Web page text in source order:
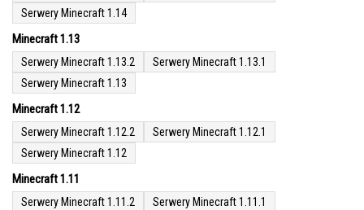
Serwery Minecraft 1.14
Minecraft 1.13
Serwery Minecraft 1.13.2
Serwery Minecraft 1.13.1
Serwery Minecraft 1.13
Minecraft 1.12
Serwery Minecraft 1.12.2
Serwery Minecraft 1.12.1
Serwery Minecraft 1.12
Minecraft 1.11
Serwery Minecraft 1.11.2
Serwery Minecraft 1.11.1